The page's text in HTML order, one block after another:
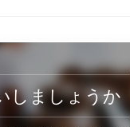
しましょうか